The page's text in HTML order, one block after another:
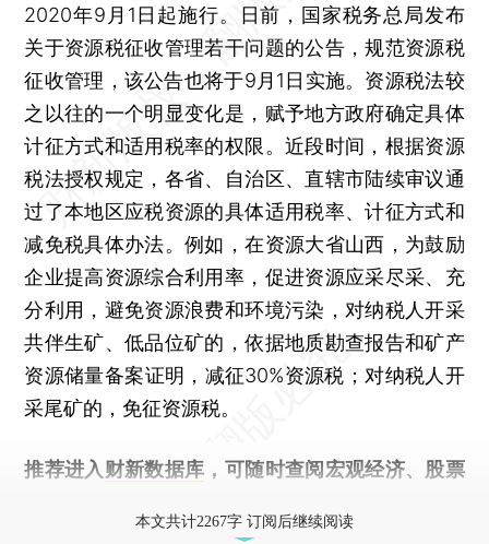
2020年9月1日起施行。日前，国家税务总局发布
关于资源税征收管理若干问题的公告，规范资源税
征收管理，该公告也将于9月1日实施。资源税法较
之以往的一个明显变化是，赋予地方政府确定具体
计征方式和适用税率的权限。近段时间，根据资源
税法授权规定，各省、自治区、直辖市陆续审议通
过了本地区应税资源的具体适用税率、计征方式和
减免税具体办法。例如，在资源大省山西，为鼓励
企业提高资源综合利用率，促进资源应采尽采、充
分利用，避免资源浪费和环境污染，对纳税人开采
共伴生矿、低品位矿的，依据地质勘查报告和矿产
资源储量备案证明，减征30%资源税；对纳税人开
采尾矿的，免征资源税。
推荐进入 财新数据库 ，可随时查阅宏观经济、股票
本文共计2267字 订阅后继续阅读